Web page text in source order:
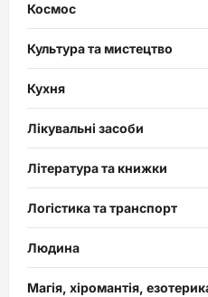
Космос
Культура та мистецтво
Кухня
Лікувальні засоби
Література та книжки
Логістика та транспорт
Людина
Магія, хіромантія,